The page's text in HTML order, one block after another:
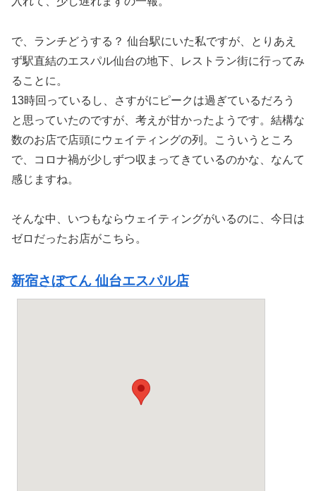
で、ランチどうする？ 仙台駅にいた私ですが、とりあえ
ず駅直結のエスパル仙台の地下、レストラン街に行ってみ
ることに。
13時回っているし、さすがにピークは過ぎているだろう
と思っていたのですが、考えが甘かったようです。結構な
数のお店で店頭にウェイティングの列。こういうところ
で、コロナ禍が少しずつ収まってきているのかな、なんて
感じますね。
そんな中、いつもならウェイティングがいるのに、今日は
ゼロだったお店がこちら。
新宿さぼてん 仙台エスパル店